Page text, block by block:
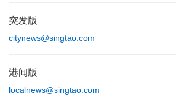
突发版
citynews@singtao.com
港闻版
localnews@singtao.com